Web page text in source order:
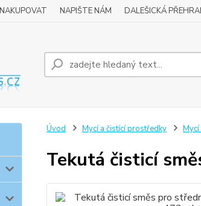
NAPIŠTE NÁM DALEŠICKÁ
Úvod Mycí a čistící prostředky
Tekutá čisticí